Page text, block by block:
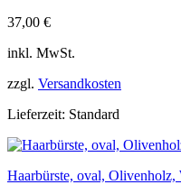
37,00 €
inkl. MwSt.
zzgl. Versandkosten
Lieferzeit: Standard
Haarbürste, oval,